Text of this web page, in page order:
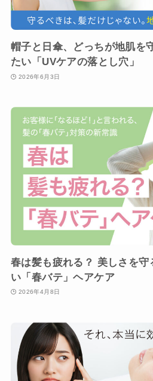
帽子と日傘、どっちが地肌を
たい「UVケアの落とし穴」
2026年6月3日
春は髪も疲れる？ 美しさを守
い「春バテ」ヘアケア
2026年4月8日